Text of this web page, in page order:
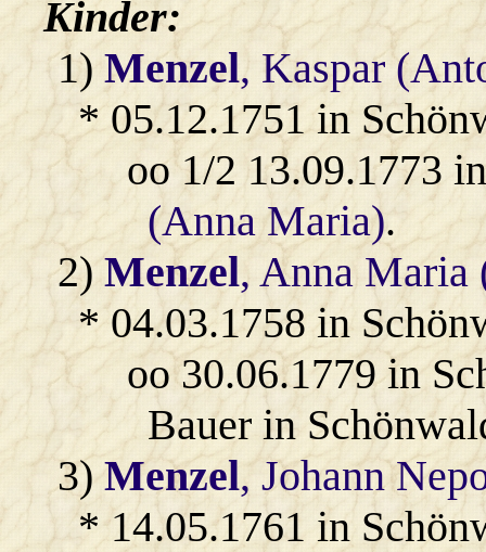
Kinder:
1)Menzel, Kaspar
* 05.12.1751 in
oo 1/2 13.09.1773
(Anna Maria).
2)Menzel, Anna Maria
* 04.03.1758 in
oo 30.06.1779 in
Bauer in
3)Menzel, Johann
* 14.05.1761 in